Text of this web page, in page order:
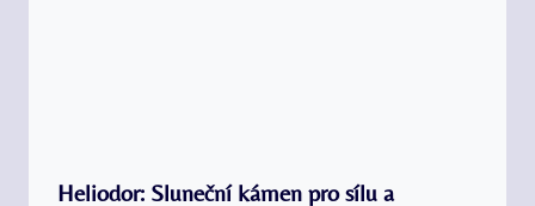
Heliodor: Sluneční kámen pro sílu a